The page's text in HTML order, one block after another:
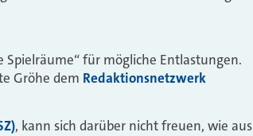
Spielräume“ für mögliche Entlastungen.
Gröhe dem Redaktionsnetzwerk
, kann sich darüber nicht freuen, wie aus